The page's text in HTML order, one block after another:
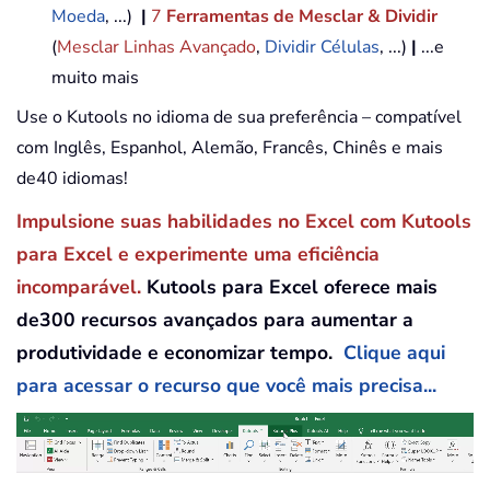
Moeda, ...) | 7 Ferramentas de Mesclar & Dividir
(Mesclar Linhas Avançado, Dividir Células, ...) | ...e
muito mais
Use o Kutools no idioma de sua preferência – compatível
com Inglês, Espanhol, Alemão, Francês, Chinês e mais
de40 idiomas!
Impulsione suas habilidades no Excel com Kutools
para Excel e experimente uma eficiência
incomparável. Kutools para Excel oferece mais
de300 recursos avançados para aumentar a
produtividade e economizar tempo. Clique aqui
para acessar o recurso que você mais precisa...